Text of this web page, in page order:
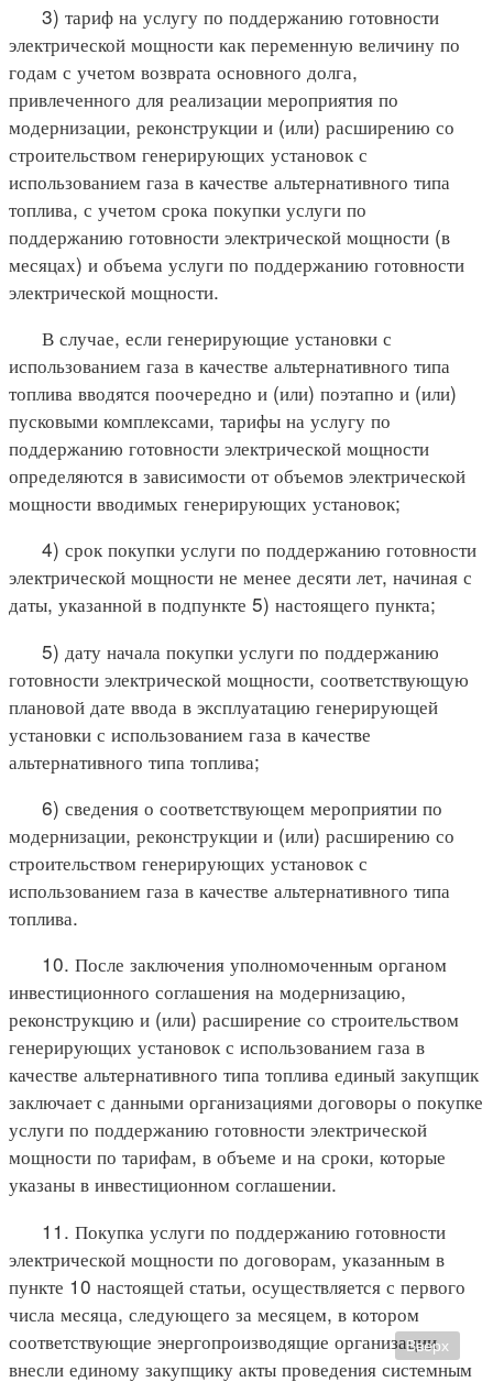
3) тариф на услугу по поддержанию готовности
электрической мощности как переменную величину по
годам с учетом возврата основного долга,
привлеченного для реализации мероприятия по
модернизации, реконструкции и (или) расширению со
строительством генерирующих установок с
использованием газа в качестве альтернативного типа
топлива, с учетом срока покупки услуги по
поддержанию готовности электрической мощности (в
месяцах) и объема услуги по поддержанию готовности
электрической мощности.
В случае, если генерирующие установки с
использованием газа в качестве альтернативного типа
топлива вводятся поочередно и (или) поэтапно и (или)
пусковыми комплексами, тарифы на услугу по
поддержанию готовности электрической мощности
определяются в зависимости от объемов электрической
мощности вводимых генерирующих установок;
4) срок покупки услуги по поддержанию готовности
электрической мощности не менее десяти лет, начиная с
даты, указанной в подпункте 5) настоящего пункта;
5) дату начала покупки услуги по поддержанию
готовности электрической мощности, соответствующую
плановой дате ввода в эксплуатацию генерирующей
установки с использованием газа в качестве
альтернативного типа топлива;
6) сведения о соответствующем мероприятии по
модернизации, реконструкции и (или) расширению со
строительством генерирующих установок с
использованием газа в качестве альтернативного типа
топлива.
10. После заключения уполномоченным органом
инвестиционного соглашения на модернизацию,
реконструкцию и (или) расширение со строительством
генерирующих установок с использованием газа в
качестве альтернативного типа топлива единый закупщик
заключает с данными организациями договоры о покупке
услуги по поддержанию готовности электрической
мощности по тарифам, в объеме и на сроки, которые
указаны в инвестиционном соглашении.
11. Покупка услуги по поддержанию готовности
электрической мощности по договорам, указанным в
пункте 10 настоящей статьи, осуществляется с первого
числа месяца, следующего за месяцем, в котором
соответствующие энергопроизводящие организации
внесли единому закупщику акты проведения системным
Вверх